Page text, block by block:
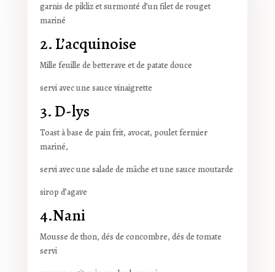
garnis de pikliz et surmonté d’un filet de rouget
mariné
2. L’acquinoise
Mille feuille de betterave et de patate douce
servi avec une sauce vinaigrette
3. D-lys
Toast à base de pain frit, avocat, poulet fermier
mariné,
servi avec une salade de mâche et une sauce moutarde
sirop d’agave
4.Nani
Mousse de thon, dés de concombre, dés de tomate
servi